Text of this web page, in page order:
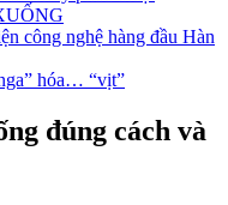
công nghệ hàng đầu Hàn
hóa… “vịt”
đúng cách và